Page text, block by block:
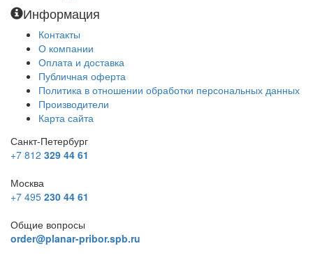
Информация
Контакты
О компании
Оплата и доставка
Публичная оферта
Политика в отношении обработки персональных данных
Производители
Карта сайта
Санкт-Петербург
+7 812 329 44 61
Москва
+7 495 230 44 61
Общие вопросы
order@planar-pribor.spb.ru